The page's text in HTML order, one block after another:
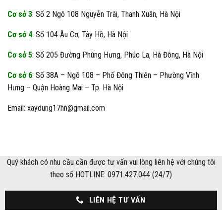
Cơ sở 3: Số 2 Ngõ 108 Nguyễn Trãi, Thanh Xuân, Hà Nội
Cơ sở 4: Số 104 Âu Cơ, Tây Hồ, Hà Nội
Cơ sở 5: Số 205 Đường Phùng Hưng, Phúc La, Hà Đông, Hà Nội
Cơ sở 6: Số 38A – Ngõ 108 – Phố Đông Thiên – Phường Vĩnh
Hưng – Quận Hoàng Mai – Tp. Hà Nội
Email: xaydung17hn@gmail.com
Quý khách có nhu cầu cần được tư vấn vui lòng liên hệ với chúng tôi
theo số HOTLINE: 0971.427.044 (24/7)
LIÊN HỆ TƯ VẤN